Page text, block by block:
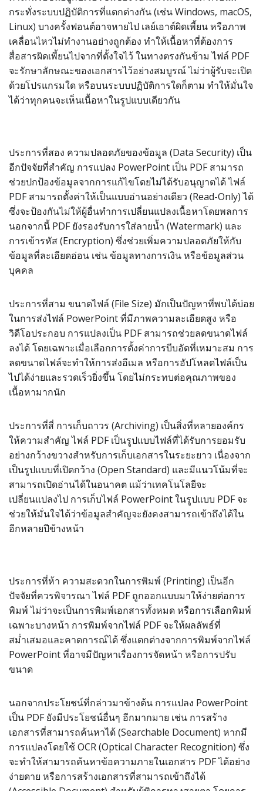
กระทั่งระบบปฏิบัติการที่แตกต่างกัน (เช่น Windows, macOS,
Linux) บางครั้งฟอนต์อาจหายไป เลย์เอาต์ผิดเพี้ยน หรือภาพ
เคลื่อนไหวไม่ทำงานอย่างถูกต้อง ทำให้เนื้อหาที่ต้องการ
สื่อสารผิดเพี้ยนไปจากที่ตั้งใจไว้ ในทางตรงกันข้าม ไฟล์ PDF
จะรักษาลักษณะของเอกสารไว้อย่างสมบูรณ์ ไม่ว่าผู้รับจะเปิด
ด้วยโปรแกรมใด หรือบนระบบปฏิบัติการใดก็ตาม ทำให้มั่นใจ
ได้ว่าทุกคนจะเห็นเนื้อหาในรูปแบบเดียวกัน
ประการที่สอง ความปลอดภัยของข้อมูล (Data Security) เป็น
อีกปัจจัยที่สำคัญ การแปลง PowerPoint เป็น PDF สามารถ
ช่วยปกป้องข้อมูลจากการแก้ไขโดยไม่ได้รับอนุญาตได้ ไฟล์
PDF สามารถตั้งค่าให้เป็นแบบอ่านอย่างเดียว (Read-Only) ได้
ซึ่งจะป้องกันไม่ให้ผู้อื่นทำการเปลี่ยนแปลงเนื้อหาโดยพลการ
นอกจากนี้ PDF ยังรองรับการใส่ลายน้ำ (Watermark) และ
การเข้ารหัส (Encryption) ซึ่งช่วยเพิ่มความปลอดภัยให้กับ
ข้อมูลที่ละเอียดอ่อน เช่น ข้อมูลทางการเงิน หรือข้อมูลส่วน
บุคคล
ประการที่สาม ขนาดไฟล์ (File Size) มักเป็นปัญหาที่พบได้บ่อย
ในการส่งไฟล์ PowerPoint ที่มีภาพความละเอียดสูง หรือ
วิดีโอประกอบ การแปลงเป็น PDF สามารถช่วยลดขนาดไฟล์
ลงได้ โดยเฉพาะเมื่อเลือกการตั้งค่าการบีบอัดที่เหมาะสม การ
ลดขนาดไฟล์จะทำให้การส่งอีเมล หรือการอัปโหลดไฟล์เป็น
ไปได้ง่ายและรวดเร็วยิ่งขึ้น โดยไม่กระทบต่อคุณภาพของ
เนื้อหามากนัก
ประการที่สี่ การเก็บถาวร (Archiving) เป็นสิ่งที่หลายองค์กร
ให้ความสำคัญ ไฟล์ PDF เป็นรูปแบบไฟล์ที่ได้รับการยอมรับ
อย่างกว้างขวางสำหรับการเก็บเอกสารในระยะยาว เนื่องจาก
เป็นรูปแบบที่เปิดกว้าง (Open Standard) และมีแนวโน้มที่จะ
สามารถเปิดอ่านได้ในอนาคต แม้ว่าเทคโนโลยีจะ
เปลี่ยนแปลงไป การเก็บไฟล์ PowerPoint ในรูปแบบ PDF จะ
ช่วยให้มั่นใจได้ว่าข้อมูลสำคัญจะยังคงสามารถเข้าถึงได้ใน
อีกหลายปีข้างหน้า
ประการที่ห้า ความสะดวกในการพิมพ์ (Printing) เป็นอีก
ปัจจัยที่ควรพิจารณา ไฟล์ PDF ถูกออกแบบมาให้ง่ายต่อการ
พิมพ์ ไม่ว่าจะเป็นการพิมพ์เอกสารทั้งหมด หรือการเลือกพิมพ์
เฉพาะบางหน้า การพิมพ์จากไฟล์ PDF จะให้ผลลัพธ์ที่
สม่ำเสมอและคาดการณ์ได้ ซึ่งแตกต่างจากการพิมพ์จากไฟล์
PowerPoint ที่อาจมีปัญหาเรื่องการจัดหน้า หรือการปรับ
ขนาด
นอกจากประโยชน์ที่กล่าวมาข้างต้น การแปลง PowerPoint
เป็น PDF ยังมีประโยชน์อื่นๆ อีกมากมาย เช่น การสร้าง
เอกสารที่สามารถค้นหาได้ (Searchable Document) หากมี
การแปลงโดยใช้ OCR (Optical Character Recognition) ซึ่ง
จะทำให้สามารถค้นหาข้อความภายในเอกสาร PDF ได้อย่าง
ง่ายดาย หรือการสร้างเอกสารที่สามารถเข้าถึงได้